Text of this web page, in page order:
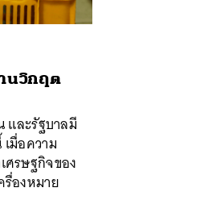
นวิกฤต
และรัฐบาลมี
มื่อความ
ศรษฐกิจของ
รื่องหมาย